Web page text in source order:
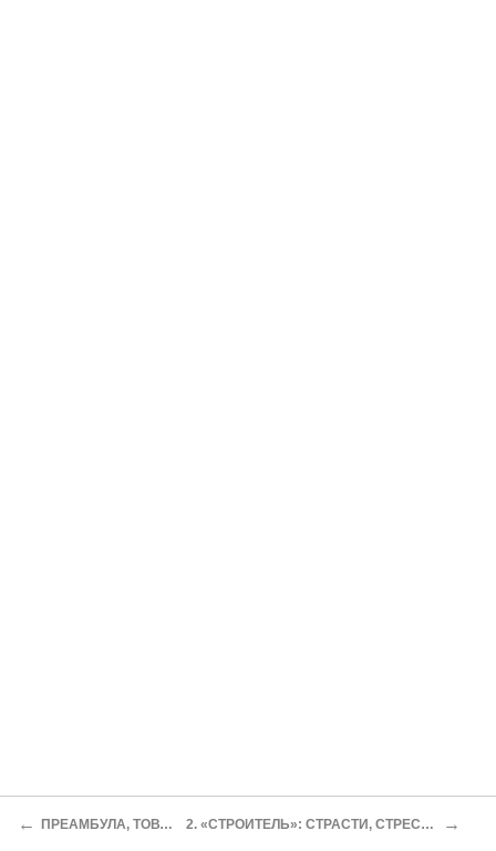
← ПРЕАМБУЛА, ТОВАРИЩИ 2. «СТРОИТЕЛЬ»: СТРАСТИ, СТРЕССЫ, СТРАХИ →